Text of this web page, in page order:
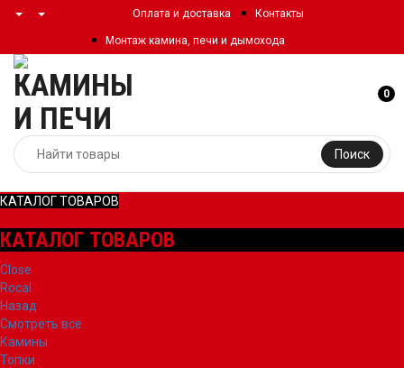
Оплата и доставка Контакты
Монтаж камина, печи и дымохода
Поиск
0
КАТАЛОГ ТОВАРОВ
КАТАЛОГ ТОВАРОВ
Close
Rocal
Назад
Смотреть все
Камины
Топки